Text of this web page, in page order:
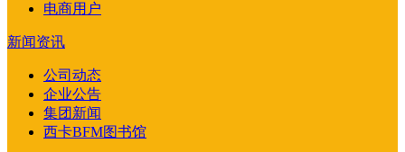
电商用户
新闻资讯
公司动态
企业公告
集团新闻
西卡BFM图书馆